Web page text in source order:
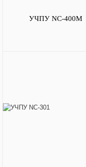
УЧПУ NC-400M